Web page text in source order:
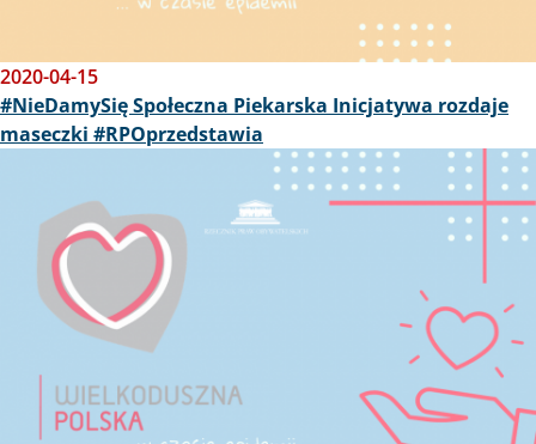
2020-04-15
#NieDamySię Społeczna Piekarska Inicjatywa rozdaje
maseczki #RPOprzedstawia